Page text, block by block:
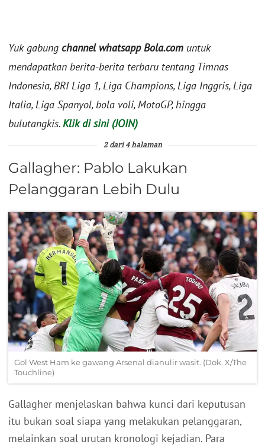
Yuk gabung channel whatsapp Bola.com untuk
mendapatkan berita-berita terbaru tentang Timnas
Indonesia, BRI Liga 1, Liga Champions, Liga Inggris, Liga
Italia, Liga Spanyol, bola voli, MotoGP, hingga
bulutangkis.Klik di sini (JOIN)
2 dari 4 halaman
Gallagher: Pablo Lakukan
Pelanggaran Lebih Dulu
Gol West Ham ke gawang Arsenal dianulir wasit. (Dok. X/The
Touchline)
Gallagher menjelaskan bahwa kunci dari keputusan
itu bukan soal siapa yang melakukan pelanggaran,
melainkan soal urutan kronologi kejadian. Para